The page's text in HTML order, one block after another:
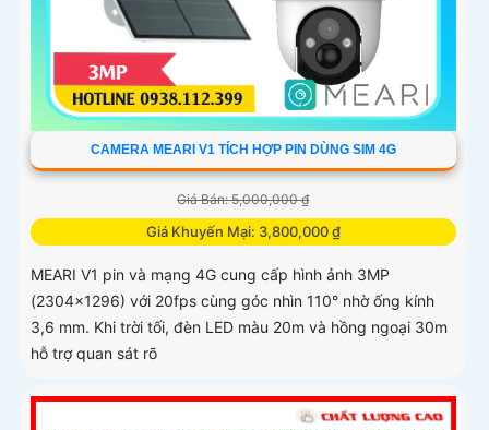
CAMERA MEARI V1 TÍCH HỢP PIN DÙNG SIM 4G
Giá Bán: 5,000,000 ₫
Giá Khuyến Mại: 3,800,000 ₫
MEARI V1 pin và mạng 4G cung cấp hình ảnh 3MP
(2304×1296) với 20fps cùng góc nhìn 110° nhờ ống kính
3,6 mm. Khi trời tối, đèn LED màu 20m và hồng ngoại 30m
hỗ trợ quan sát rõ